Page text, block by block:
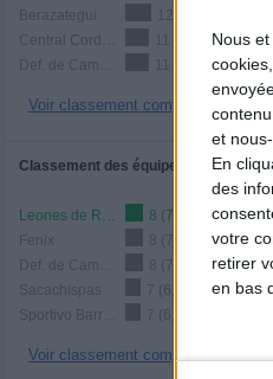
Nous
et
En
des
votre
retirer
en bas
Berazategui
12 (11,11%)
11 (10,19%)
11 (10,19%)
Voir classement complet
Classement des équipes par nombre
Leones de Rosario
8 (7,41%)
Fenix
8 (7,41%)
8 (7,41%)
Sacachispas
7 (6,48%)
7 (6,48%)
Voir classement complet